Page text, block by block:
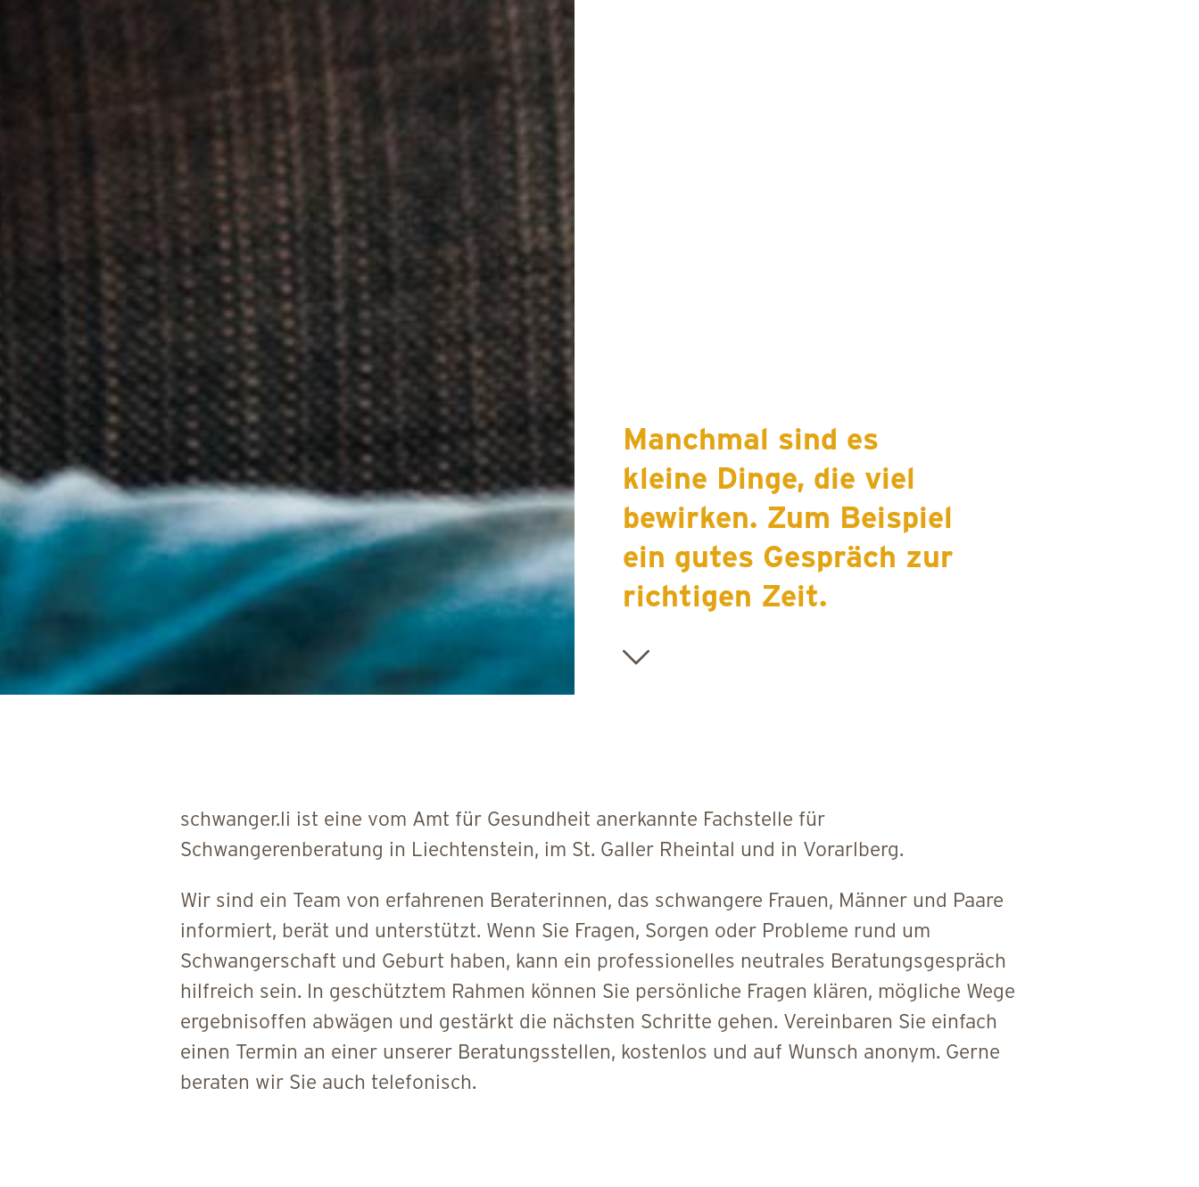
Manchmal sind es
kleine Dinge, die viel
bewirken. Zum Beispiel
ein gutes Gespräch zur
richtigen Zeit.
schwanger.li ist eine vom Amt für Gesundheit anerkannte Fachstelle für
Schwangerenberatung in Liechtenstein, im St. Galler Rheintal und in Vorarlberg.
Wir sind ein Team von erfahrenen Beraterinnen, das schwangere Frauen, Männer und Paare
informiert, berät und unterstützt. Wenn Sie Fragen, Sorgen oder Probleme rund um
Schwangerschaft und Geburt haben, kann ein professionelles neutrales Beratungsgespräch
hilfreich sein. In geschütztem Rahmen können Sie persönliche Fragen klären, mögliche Wege
ergebnisoffen abwägen und gestärkt die nächsten Schritte gehen. Vereinbaren Sie einfach
einen Termin an einer unserer Beratungsstellen, kostenlos und auf Wunsch anonym. Gerne
beraten wir Sie auch telefonisch.